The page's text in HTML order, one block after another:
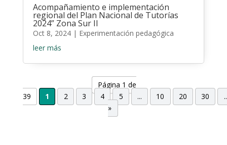
Acompañamiento e implementación
regional del Plan Nacional de Tutorías
2024” Zona Sur II
Oct 8, 2024| Experimentación pedagógica
leer más
Página 1 de
39
1 2 3 4 5 ... 10 20 30
»